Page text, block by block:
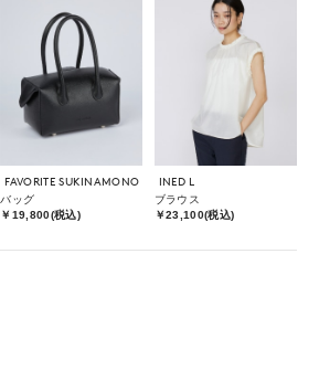
FAVORITE SUKINAMONO
バッグ
￥19,800(税込)
INED L
ブラウス
￥23,100(税込)